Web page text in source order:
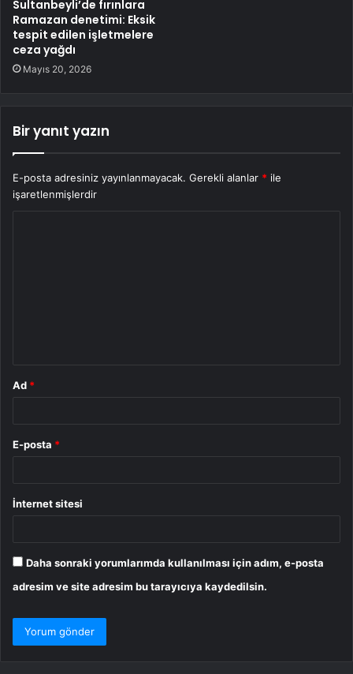
Sultanbeyli’de fırınlara
Ramazan denetimi: Eksik
tespit edilen işletmelere
ceza yağdı
Mayıs 20, 2026
Bir yanıt yazın
E-posta adresiniz yayınlanmayacak. Gerekli alanlar * ile
işaretlenmişlerdir
Ad *
E-posta *
İnternet sitesi
Daha sonraki yorumlarımda kullanılması için adım, e-posta
adresim ve site adresim bu tarayıcıya kaydedilsin.